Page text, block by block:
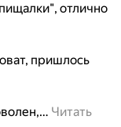
отлично
пришлось
… Читать